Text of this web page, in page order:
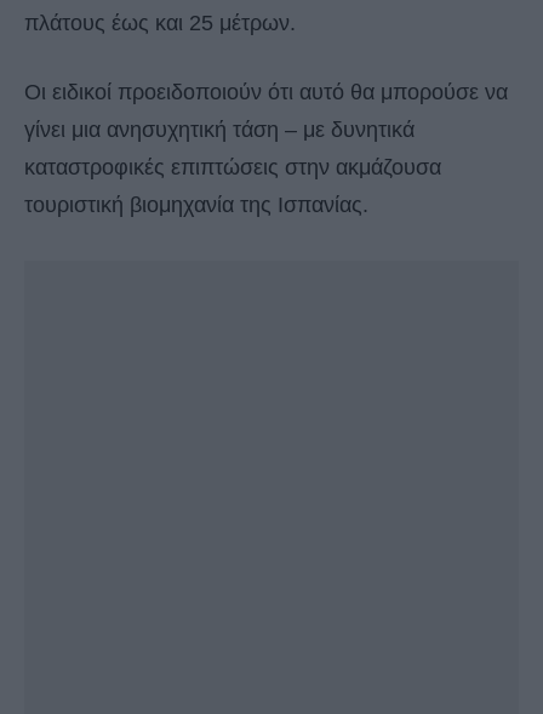
πλάτους έως και 25 μέτρων.
Οι ειδικοί προειδοποιούν ότι αυτό θα μπορούσε να
γίνει μια ανησυχητική τάση – με δυνητικά
καταστροφικές επιπτώσεις στην ακμάζουσα
τουριστική βιομηχανία της Ισπανίας.